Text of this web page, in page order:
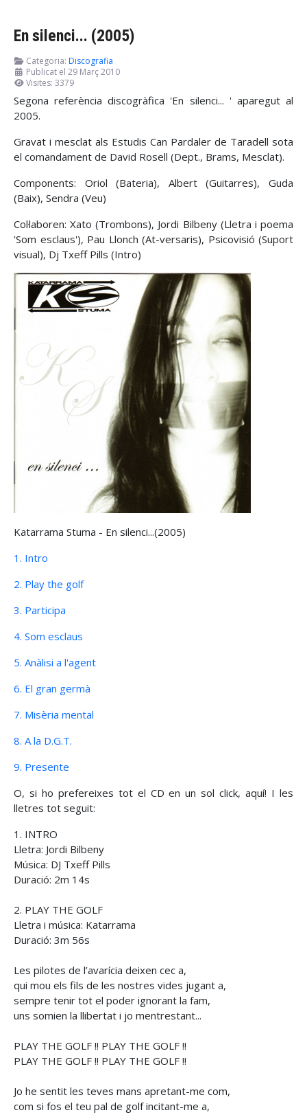
En silenci... (2005)
Categoria: Discografia
Publicat el 29 Març 2010
Visites: 3379
Segona referència discogràfica 'En silenci... ' aparegut al
2005.
Gravat i mesclat als Estudis Can Pardaler de Taradell sota
el comandament de David Rosell (Dept., Brams, Mesclat).
Components: Oriol (Bateria), Albert (Guitarres), Guda
(Baix), Sendra (Veu)
Col·laboren: Xato (Trombons), Jordi Bilbeny (Lletra i poema
'Som esclaus'), Pau Llonch (At-versaris), Psicovisió (Suport
visual), Dj Txeff Pills (Intro)
Katarrama Stuma - En silenci...(2005)
1. Intro
2. Play the golf
3. Participa
4. Som esclaus
5. Anàlisi a l'agent
6. El gran germà
7. Misèria mental
8. A la D.G.T.
9. Presente
O, si ho prefereixes tot el CD en un sol click, aquí! I les
lletres tot seguit:
1. INTRO
Lletra: Jordi Bilbeny
Música: DJ Txeff Pills
Duració: 2m 14s
2. PLAY THE GOLF
Lletra i música: Katarrama
Duració: 3m 56s
Les pilotes de l’avarícia deixen cec a,
qui mou els fils de les nostres vides jugant a,
sempre tenir tot el poder ignorant la fam,
uns somien la llibertat i jo mentrestant...
PLAY THE GOLF !! PLAY THE GOLF !!
PLAY THE GOLF !! PLAY THE GOLF !!
Jo he sentit les teves mans apretant-me com,
com si fos el teu pal de golf incitant-me a,